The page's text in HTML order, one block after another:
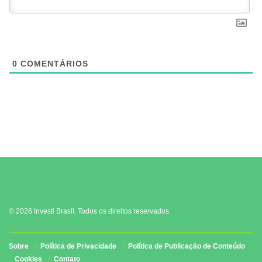
0 COMENTÁRIOS
© 2026 Investi Brasil. Todos os direitos reservados.
Sobre Política de Privacidade
Política de Publicação de Conteúdo
Cookies
Contato